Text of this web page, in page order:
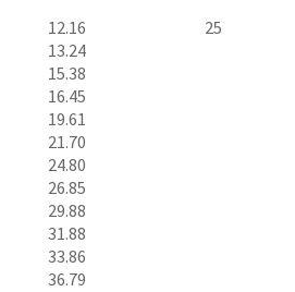
12.16
13.24
15.38
16.45
19.61
21.70
24.80
26.85
29.88
31.88
33.86
36.79
25